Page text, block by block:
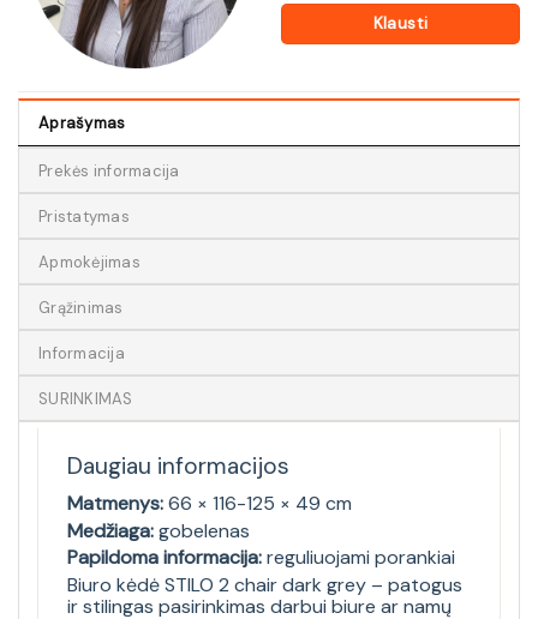
Klausti
Aprašymas
Prekės informacija
Pristatymas
Apmokėjimas
Grąžinimas
Informacija
SURINKIMAS
Daugiau informacijos
Matmenys:66 × 116-125 × 49 cm
Medžiaga:gobelenas
Papildoma informacija:reguliuojami porankiai
Biuro kėdė STILO 2 chair dark grey – patogus
ir stilingas pasirinkimas darbui biure ar namų